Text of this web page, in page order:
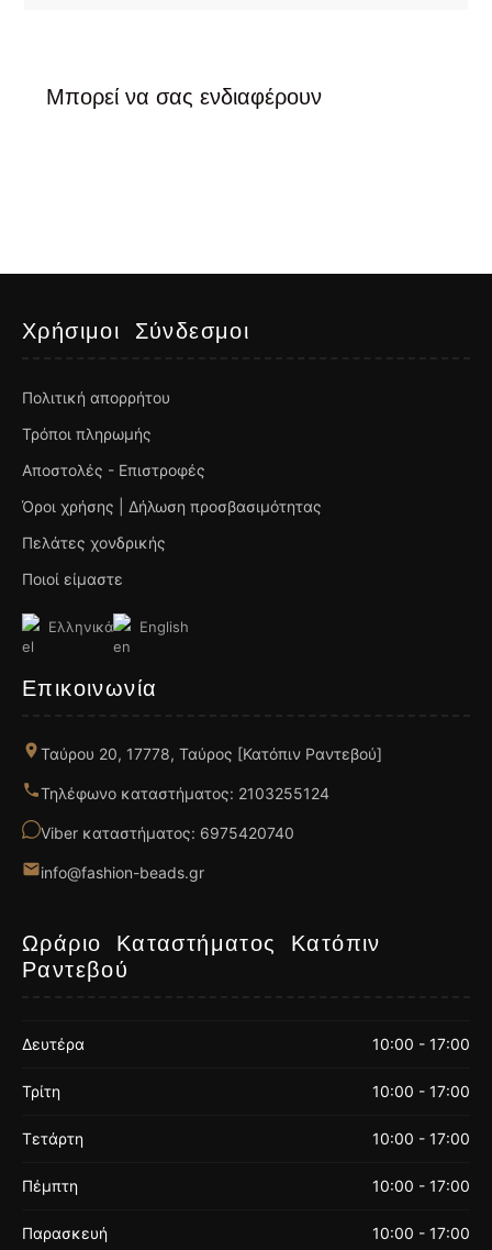
Μπορεί να σας ενδιαφέρουν
Χρήσιμοι Σύνδεσμοι
Πολιτική απορρήτου
Τρόποι πληρωμής
Αποστολές - Επιστροφές
Όροι χρήσης | Δήλωση προσβασιμότητας
Πελάτες χονδρικής
Ποιοί είμαστε
Ελληνικά English
Επικοινωνία
Ταύρου 20, 17778, Ταύρος [Κατόπιν Ραντεβού]
Τηλέφωνο καταστήματος: 2103255124
Viber καταστήματος: 6975420740
info@fashion-beads.gr
Ωράριο Καταστήματος Κατόπιν
Ραντεβού
Δευτέρα 10:00 - 17:00
Τρίτη 10:00 - 17:00
Τετάρτη 10:00 - 17:00
Πέμπτη 10:00 - 17:00
Παρασκευή 10:00 - 17:00